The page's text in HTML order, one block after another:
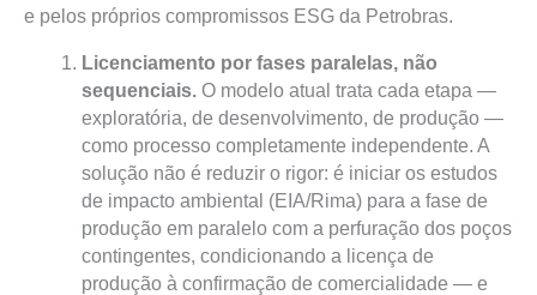
e pelos próprios compromissos ESG da Petrobras.
Licenciamento por fases paralelas, não
sequenciais. O modelo atual trata cada etapa —
exploratória, de desenvolvimento, de produção —
como processo completamente independente. A
solução não é reduzir o rigor: é iniciar os estudos
de impacto ambiental (EIA/Rima) para a fase de
produção em paralelo com a perfuração dos poços
contingentes, condicionando a licença de
produção à confirmação de comercialidade — e